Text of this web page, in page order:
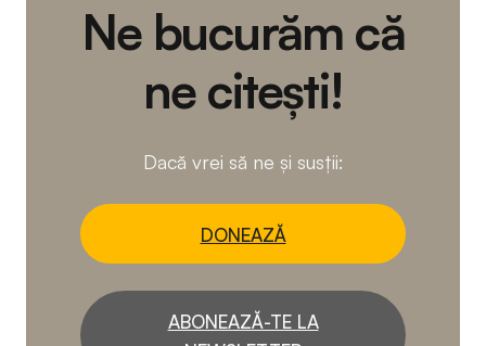
Ne bucurăm că
ne citești!
Dacă vrei să ne și susții:
DONEAZĂ
ABONEAZĂ-TE LA